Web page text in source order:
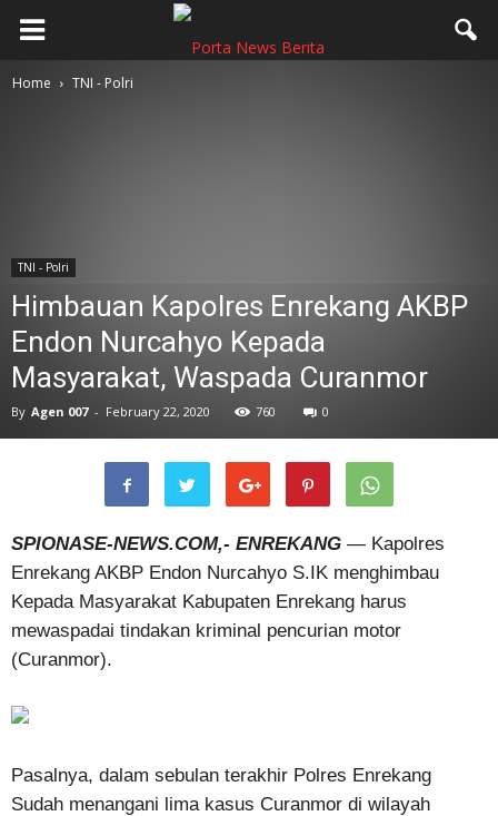
Home TNI - Polri
TNI - Polri
Himbauan Kapolres Enrekang AKBP
Endon Nurcahyo Kepada
Masyarakat, Waspada Curanmor
By Agen 007 - February 22, 2020 760 0
SPIONASE-NEWS.COM,- ENREKANG — Kapolres
Enrekang AKBP Endon Nurcahyo S.IK menghimbau
Kepada Masyarakat Kabupaten Enrekang harus
mewaspadai tindakan kriminal pencurian motor
(Curanmor).
Pasalnya, dalam sebulan terakhir Polres Enrekang
Sudah menangani lima kasus Curanmor di wilayah